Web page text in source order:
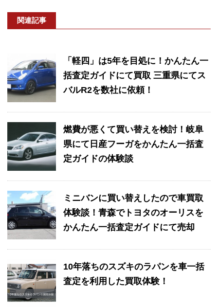
関連記事
「軽四」は5年を目処に！かんたん一
括査定ガイドにて買取 三重県にてス
バルR2を数社に依頼！
燃費が悪くて買い替えを検討！岐阜
県にて日産フーガをかんたん一括査
定ガイドの体験談
ミニバンに買い替えしたので車買取
体験談！青森でトヨタのオーリスを
かんたん一括査定ガイドにて売却
10年落ちのスズキのラパンを車一括
査定を利用した買取体験！